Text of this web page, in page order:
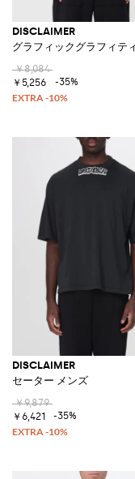
DISCLAIMER
グラフィックグラフィテ
￥8,084
￥5,256
-35%
DISCLAIMER
セーター メンズ
￥9,879
￥6,421
-35%